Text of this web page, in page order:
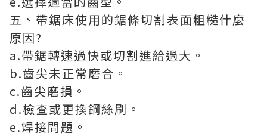
五、帶鋸床使用的鋸條切割表面粗糙什麼
原因?
a.帶鋸轉速過快或切割進給過大。
b.齒尖未正常磨合。
c.齒尖磨損。
d.檢查或更換鋼絲刷。
e.焊接問題。